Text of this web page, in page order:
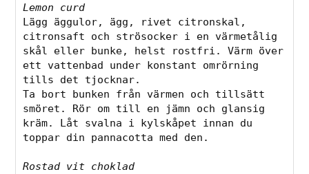
Lemon curd
Lägg äggulor, ägg, rivet citronskal,
citronsaft och strösocker i en värmetålig
skål eller bunke, helst rostfri. Värm över
ett vattenbad under konstant omrörning
tills det tjocknar.
Ta bort bunken från värmen och tillsätt
smöret. Rör om till en jämn och glansig
kräm. Låt svalna i kylskåpet innan du
toppar din pannacotta med den.
Rostad vit choklad